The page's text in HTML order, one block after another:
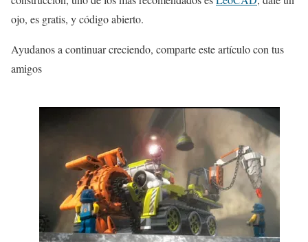
ojo, es gratis, y código abierto.
Ayudanos a continuar creciendo, comparte este artículo con tus
amigos